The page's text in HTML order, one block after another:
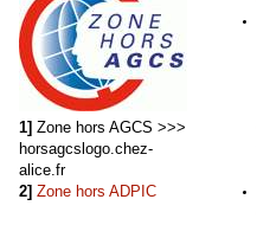
1] Zone hors AGCS >>>
horsagcslogo.chez-
alice.fr
2] Zone hors ADPIC